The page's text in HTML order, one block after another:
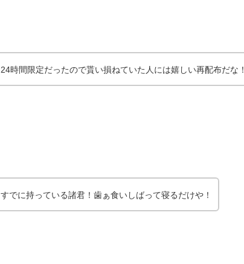
24時間限定だったので貰い損ねていた人には嬉しい再配布だな！
すでに持っている諸君！歯ぁ食いしばって寝るだけや！